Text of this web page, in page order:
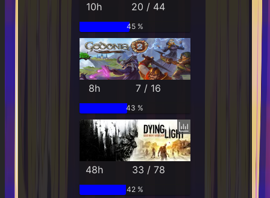
10h 20 / 44
45 %
8h 7 / 16
43 %
48h 33 / 78
42 %